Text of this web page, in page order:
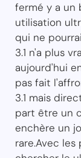
fermé y a un
utilisation
qui ne
3.1 n'a plus
aujourd'hui
pas fait
3.1 mais
part être un
enchère un
rare.Avec les